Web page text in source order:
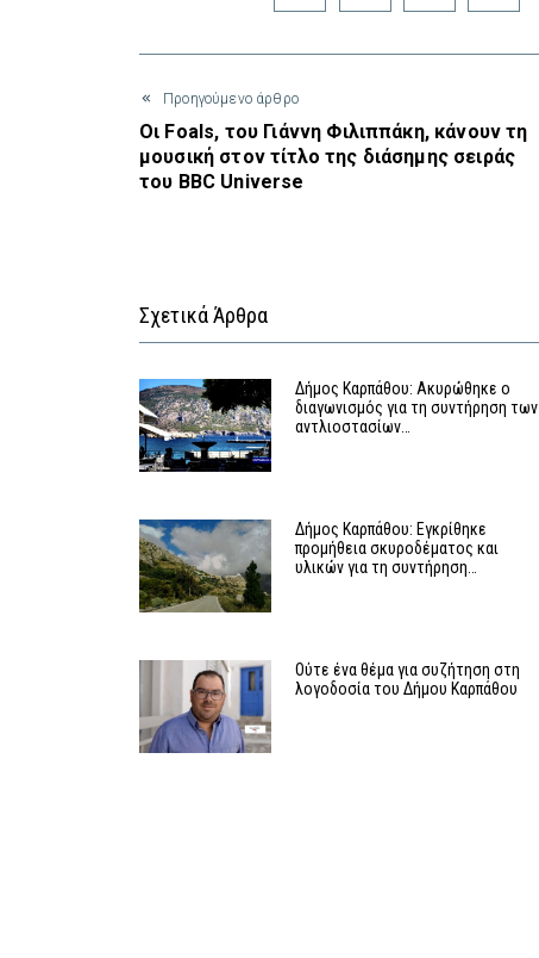
Προηγούμενο άρθρο
Οι Foals, του Γιάννη Φιλιππάκη, κάνουν τη
μουσική στον τίτλο της διάσημης σειράς
του BBC Universe
Σχετικά Άρθρα
Δήμος Καρπάθου: Ακυρώθηκε ο
διαγωνισμός για τη συντήρηση των
αντλιοστασίων…
Δήμος Καρπάθου: Εγκρίθηκε
προμήθεια σκυροδέματος και
υλικών για τη συντήρηση…
Ούτε ένα θέμα για συζήτηση στη
λογοδοσία του Δήμου Καρπάθου